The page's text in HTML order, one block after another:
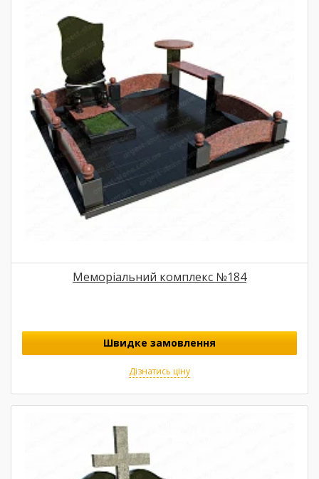
Меморіальний комплекс №184
Швидке замовлення
Дізнатись ціну